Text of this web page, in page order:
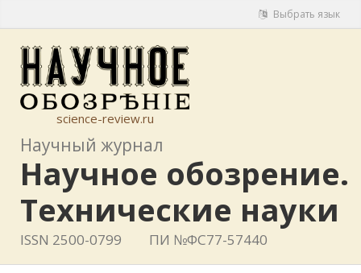
Выбрать язык
science-review.ru
Научный журнал
Научное обозрение.
Технические науки
ISSN 2500-0799 ПИ №ФС77-57440